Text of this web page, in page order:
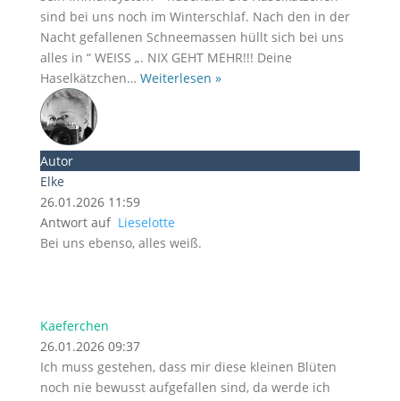
sind bei uns noch im Winterschlaf. Nach den in der
Nacht gefallenen Schneemassen hüllt sich bei uns
alles in “ WEISS „. NIX GEHT MEHR!!! Deine
Haselkätzchen… Weiterlesen »
Autor
Elke
26.01.2026 11:59
Antwort auf Lieselotte
Bei uns ebenso, alles weiß.
Kaeferchen
26.01.2026 09:37
Ich muss gestehen, dass mir diese kleinen Blüten
noch nie bewusst aufgefallen sind, da werde ich